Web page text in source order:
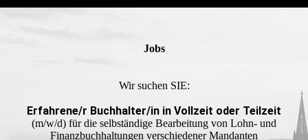
Jobs
Wir suchen SIE:
Erfahrene/r Buchhalter/in in Vollzeit oder Teilzeit
(m/w/d) für die selbständige Bearbeitung von Lohn- und
Finanzbuchhaltungen verschiedener Mandanten